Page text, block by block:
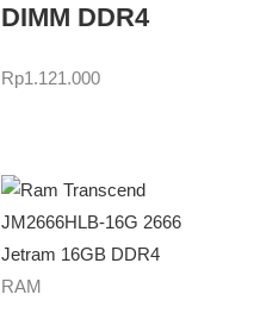
DIMM DDR4
Rp1.121.000
RAM